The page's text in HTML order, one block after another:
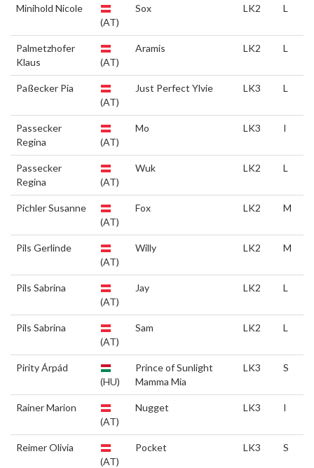
Minihold Nicole
(AT)
Sox LK2 L
Palmetzhofer
Klaus
(AT)
Aramis LK2 L
Paßecker Pia
(AT)
Just Perfect Ylvie LK3 L
Passecker
Regina
(AT)
Mo LK3 I
Passecker
Regina
(AT)
Wuk LK2 L
Pichler Susanne
(AT)
Fox LK2 M
Pils Gerlinde
(AT)
Willy LK2 M
Pils Sabrina
(AT)
Jay LK2 L
Pils Sabrina
(AT)
Sam LK2 L
Pirity Árpád
(HU)
Prince of Sunlight
Mamma Mia
LK3 S
Rainer Marion
(AT)
Nugget LK3 I
Reimer Olivia
(AT)
Pocket LK3 S